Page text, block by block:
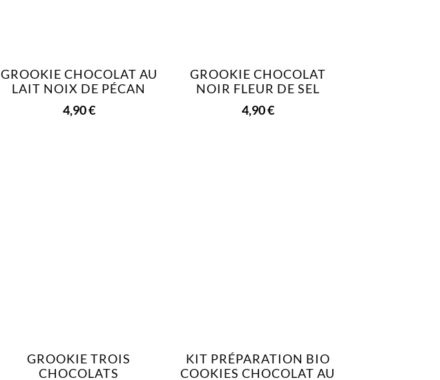
GROOKIE CHOCOLAT AU
LAIT NOIX DE PÉCAN
4,90€
GROOKIE CHOCOLAT
NOIR FLEUR DE SEL
4,90€
GROOKIE TROIS
CHOCOLATS
KIT PRÉPARATION BIO
COOKIES CHOCOLAT AU